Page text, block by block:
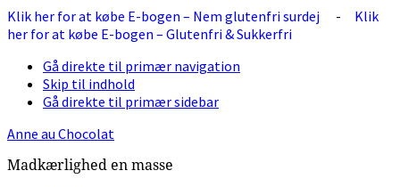
Klik her for at købe E-bogen – Nem glutenfri surdej - Klik
her for at købe E-bogen – Glutenfri & Sukkerfri
Gå direkte til primær navigation
Skip til indhold
Gå direkte til primær sidebar
Anne au Chocolat
Madkærlighed en masse